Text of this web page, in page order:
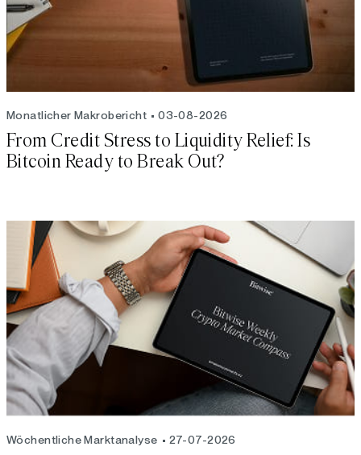
Monatlicher Makrobericht 03-08-2026
From Credit Stress to Liquidity Relief: Is
Bitcoin Ready to Break Out?
Wöchentliche Marktanalyse 27-07-2026